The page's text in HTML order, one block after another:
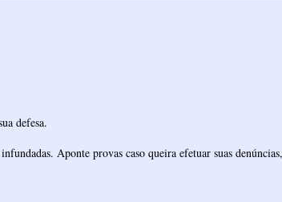
defesa.
Aponte provas caso queira efetuar suas denúncias,